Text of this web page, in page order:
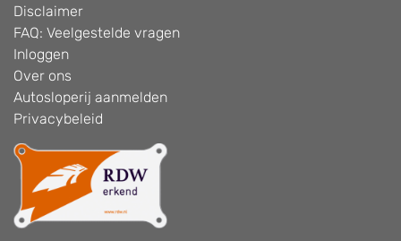
Disclaimer
FAQ: Veelgestelde vragen
Inloggen
Over ons
Autosloperij aanmelden
Privacybeleid